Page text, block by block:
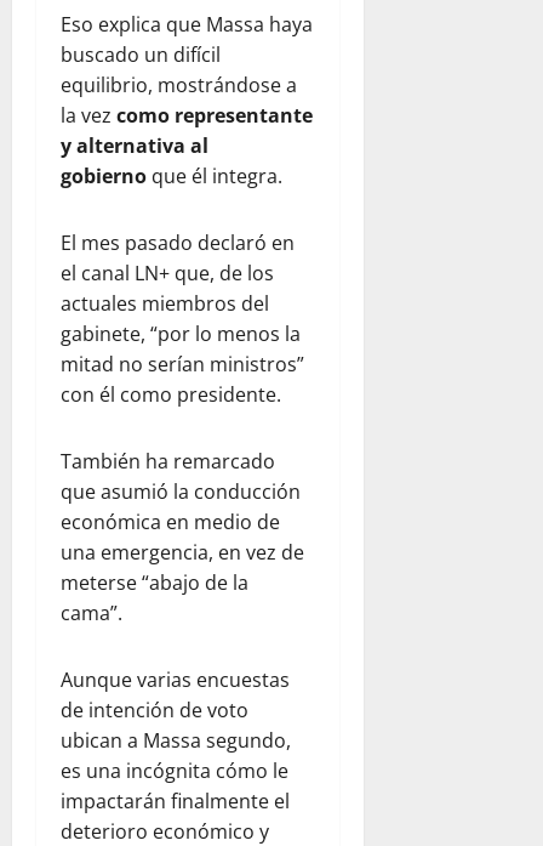
Eso explica que Massa haya
buscado un difícil
equilibrio, mostrándose a
la vez como representante
y alternativa al
gobierno que él integra.
El mes pasado declaró en
el canal LN+ que, de los
actuales miembros del
gabinete, “por lo menos la
mitad no serían ministros”
con él como presidente.
También ha remarcado
que asumió la conducción
económica en medio de
una emergencia, en vez de
meterse “abajo de la
cama”.
Aunque varias encuestas
de intención de voto
ubican a Massa segundo,
es una incógnita cómo le
impactarán finalmente el
deterioro económico y